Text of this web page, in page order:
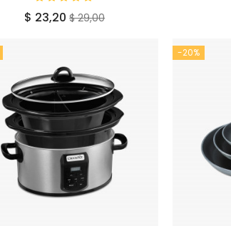
Prijs
$ 23,20 Normale
$ 29,00
-20%